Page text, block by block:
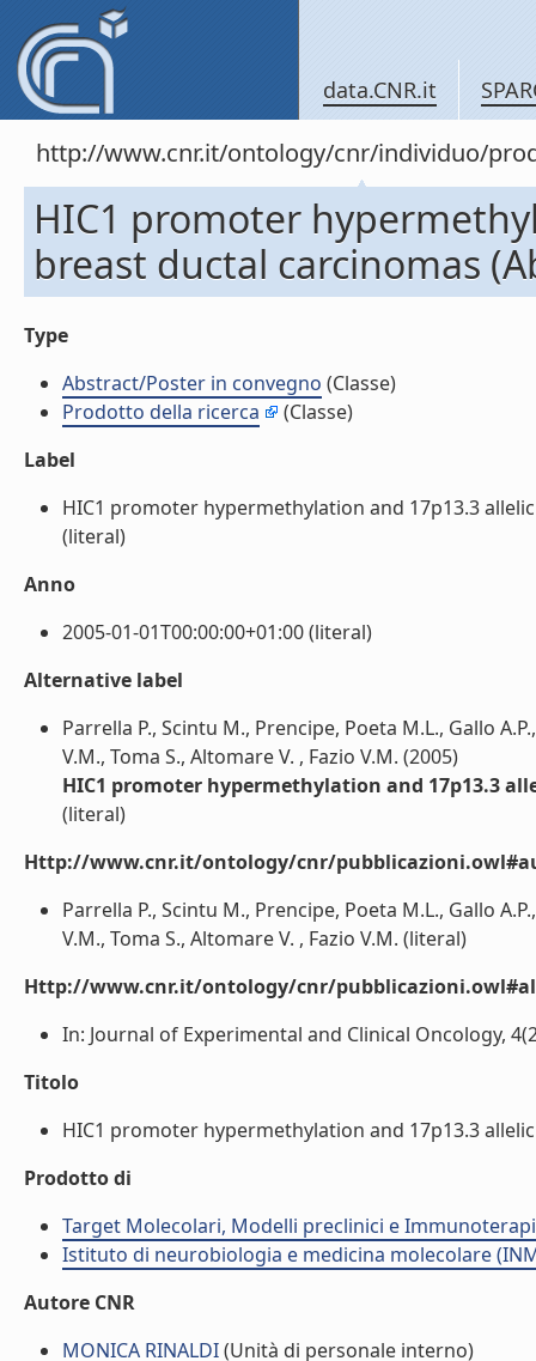
data.CNR.it
http://www.cnr.it/ontology/cnr/individuo/
HIC1 promoter
breast ductal carcinomas
Type
Abstract/Poster in convegno (Classe)
Prodotto della ricerca
(Classe)
Label
HIC1 promoter hypermethylation and 17p13.3
(literal)
Anno
2005-01-01T00:00:00+01:00 (literal)
Alternative label
Parrella P., Scintu M., Prencipe, Poeta M.L., Gallo
V.M., Toma S., Altomare V. , Fazio V.M. (2005)
HIC1 promoter hypermethylation and 17p13.3
(literal)
Http://www.cnr.it/ontology/cnr/
Parrella P., Scintu M., Prencipe, Poeta M.L., Gallo
V.M., Toma S., Altomare V. , Fazio V.M. (literal)
Http://www.cnr.it/ontology/cnr/
In: Journal of Experimental and Clinical Oncology,
Titolo
HIC1 promoter hypermethylation and 17p13.3
Prodotto di
Target Molecolari, Modelli preclinici e
Istituto di neurobiologia e medicina molecolare
Autore CNR
MONICA RINALDI(Unità di personale interno)